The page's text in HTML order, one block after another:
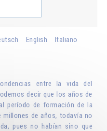
English
Italiano
entre la vida del
decir que los años de
período de formación de la
millones de años, todavía no
pues no habían sino que